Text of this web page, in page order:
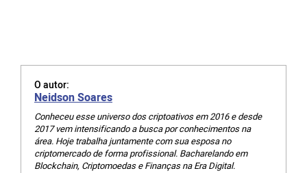
O autor:
Neidson Soares
Conheceu esse universo dos criptoativos em 2016 e desde
2017 vem intensificando a busca por conhecimentos na
área. Hoje trabalha juntamente com sua esposa no
criptomercado de forma profissional. Bacharelando em
Blockchain, Criptomoedas e Finanças na Era Digital.